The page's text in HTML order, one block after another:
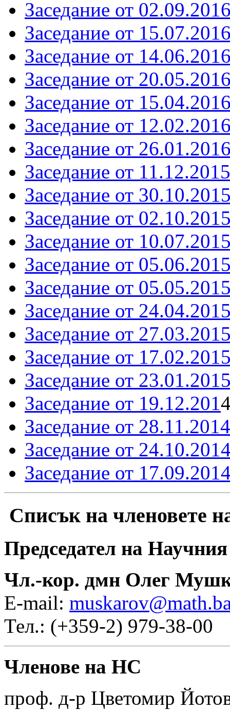
Заседание от
Заседание от
Заседание от
Заседание от
Заседание от
Заседание от
Заседание от
Заседание от 11.12.2015
Заседание от
Заседание от
Заседание от
Заседание от
Заседание от
Заседание от
Заседание от
Заседание от
Заседание от
Заседание от 19.12.201
Заседание от 28.11.2014
Заседание от
Заседание от
Списък на членовете
Председател на Научния
Чл.-кор. дмн Олег
E-mail:
Тел.: (+359-2) 979-38-00
Членове на НС
проф. д-р Цветомир